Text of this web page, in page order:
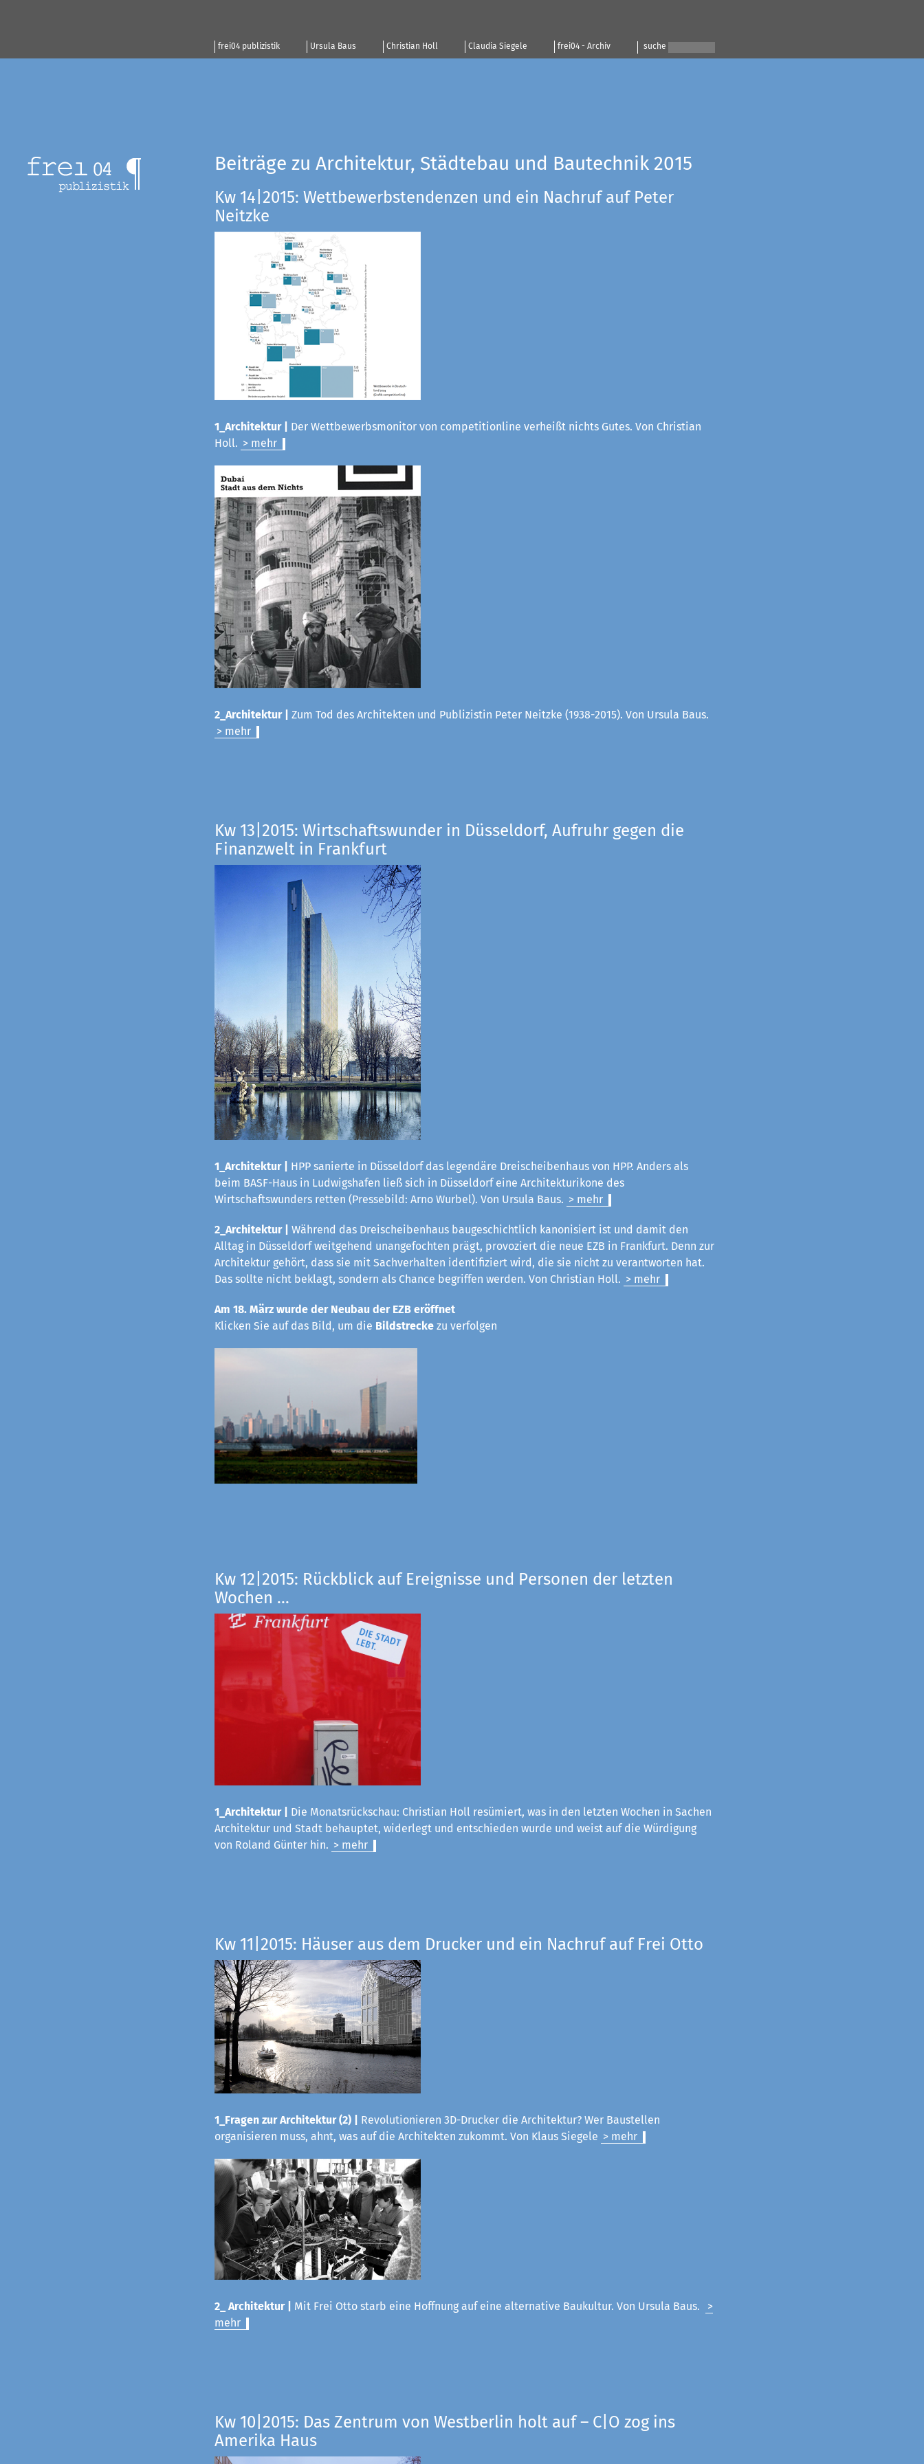
frei04 publizistik Ursula Baus Christian Holl Claudia Siegele frei04 - Archiv suche
Beiträge zu Architektur, Städtebau und Bautechnik 2015
Kw 14|2015: Wettbewerbstendenzen und ein Nachruf auf Peter
Neitzke
1_Architektur |
Der Wettbewerbsmonitor von competitionline verheißt nichts Gutes. Von Christian
Holl. > mehr
2_Architektur |
Zum Tod des Architekten und Publizistin Peter Neitzke (1938-2015). Von Ursula Baus.
> mehr
Kw 13|2015: Wirtschaftswunder in Düsseldorf, Aufruhr gegen die
Finanzwelt in Frankfurt
1_Architektur |
HPP sanierte in Düsseldorf das legendäre Dreischeibenhaus von HPP. Anders als
beim BASF-Haus in Ludwigshafen ließ sich in Düsseldorf eine Architekturikone des
Wirtschaftswunders retten (Pressebild: Arno Wurbel). Von Ursula Baus. > mehr
2_Architektur |
Während das Dreischeibenhaus baugeschichtlich kanonisiert ist und damit den
Alltag in Düsseldorf weitgehend unangefochten prägt, provoziert die neue EZB in Frankfurt. Denn zur
Architektur gehört, dass sie mit Sachverhalten identifiziert wird, die sie nicht zu verantworten hat.
Das sollte nicht beklagt, sondern als Chance begriffen werden. Von Christian Holl. > mehr
Am 18. März wurde der Neubau der EZB eröffnet
Klicken Sie auf das Bild, um die Bildstrecke zu verfolgen
Kw 12|2015: Rückblick auf Ereignisse und Personen der letzten
Wochen ...
1_Architektur|
Die Monatsrückschau: Christian Holl resümiert, was in den letzten Wochen in Sachen
Architektur und Stadt behauptet, widerlegt und entschieden wurde und weist auf die Würdigung
von Roland Günter hin. > mehr
Kw 11|2015: Häuser aus dem Drucker und ein Nachruf auf Frei Otto
1_Fragen zur Architektur (2) |
Revolutionieren 3D-Drucker die Architektur? Wer Baustellen
organisieren muss, ahnt, was auf die Architekten zukommt. Von Klaus Siegele > mehr
2_ Architektur | Mit Frei Otto starb eine Hoffnung auf eine alternative Baukultur. Von Ursula Baus.
>
mehr
Kw 10|2015: Das Zentrum von Westberlin holt auf – C|O zog ins
Amerika Haus